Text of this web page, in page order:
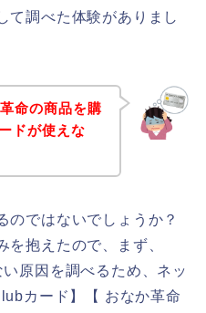
て調べた体験がありまし
命の商品を購
ドが使えな
のではないでしょうか？
を抱えたので、まず、
原因を調べるため、ネッ
カード】【 おなか革命